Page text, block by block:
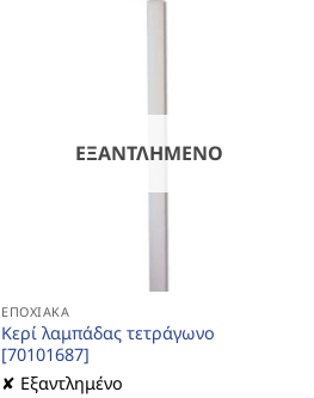
ΕΞΑΝΤΛΗΜΈΝΟ
ΕΠΟΧΙΑΚΆ
Κερί λαμπάδας τετράγωνο
[70101687]
✘ Εξαντλημένο